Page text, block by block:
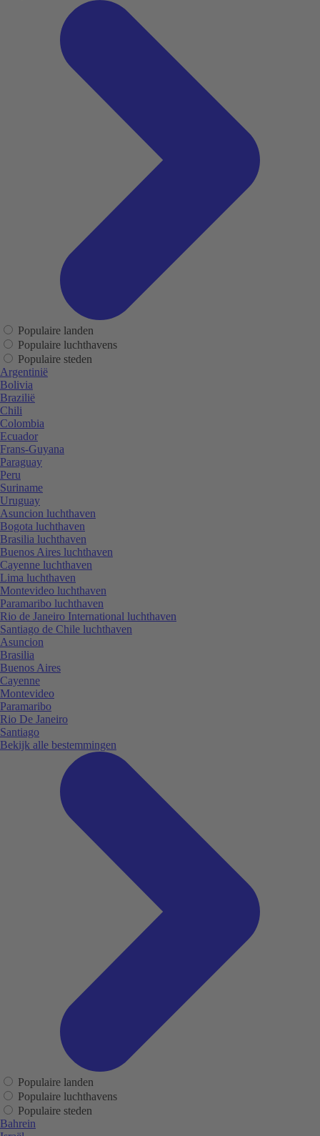
Populaire landen
Populaire luchthavens
Populaire steden
Argentinië
Bolivia
Brazilië
Chili
Colombia
Ecuador
Frans-Guyana
Paraguay
Peru
Suriname
Uruguay
Asuncion luchthaven
Bogota luchthaven
Brasilia luchthaven
Buenos Aires luchthaven
Cayenne luchthaven
Lima luchthaven
Montevideo luchthaven
Paramaribo luchthaven
Rio de Janeiro International luchthaven
Santiago de Chile luchthaven
Asuncion
Brasilia
Buenos Aires
Cayenne
Montevideo
Paramaribo
Rio De Janeiro
Santiago
Bekijk alle bestemmingen
Populaire landen
Populaire luchthavens
Populaire steden
Bahrein